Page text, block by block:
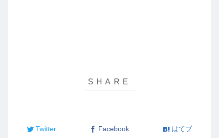
Twitter Facebook はてブ